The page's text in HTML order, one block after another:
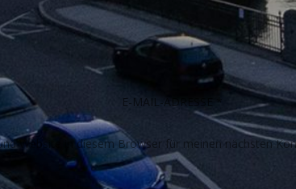
Website in diesem Browser für meinen nächsten